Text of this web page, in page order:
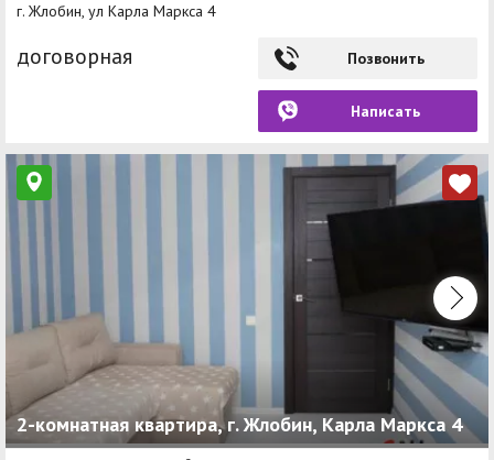
г. Жлобин, ул Карла Маркса 4
договорная Позвонить
Написать
2-комнатная квартира, г. Жлобин, Карла Маркса 4